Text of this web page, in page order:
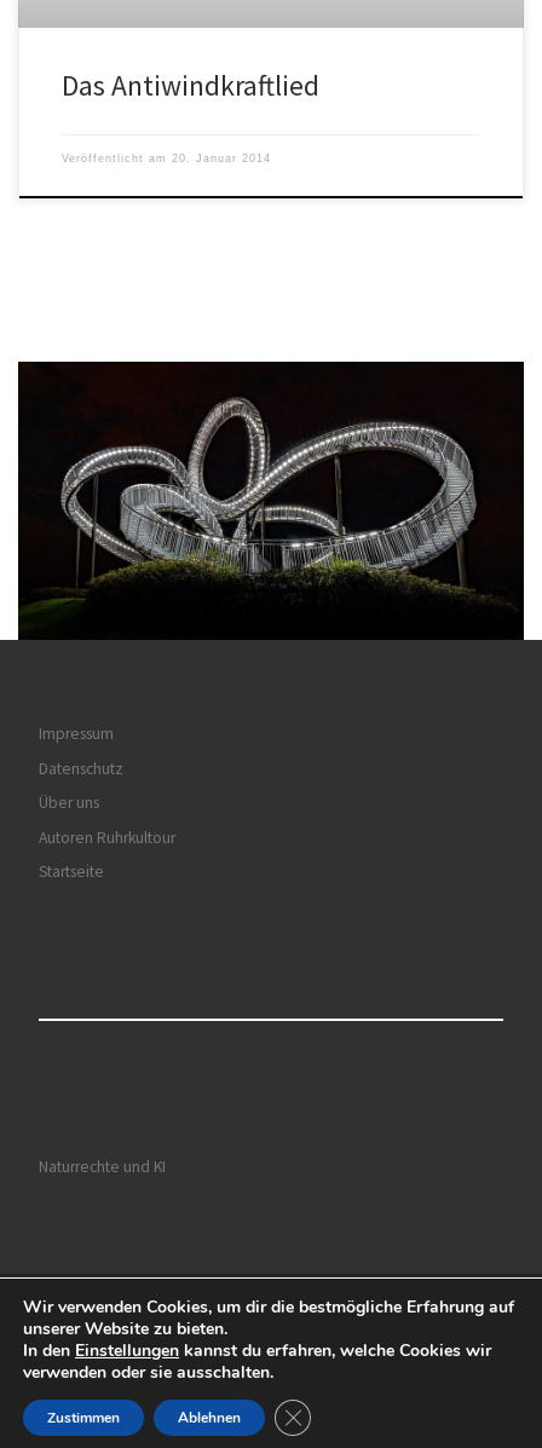
Das Antiwindkraftlied
Veröffentlicht am 20. Januar 2014
Impressum
Datenschutz
Über uns
Autoren Ruhrkultour
Startseite
Naturrechte und KI
© 2026Ruhrkultour– Alle Rechte vorbehalten
Präsentiert von WP– Entworfen mit demCustomizr-Theme
Wir verwenden Cookies, um dir die bestmögliche Erfahrung auf
unserer Website zu bieten.
In den Einstellungen kannst du erfahren, welche Cookies wir
verwenden oder sie ausschalten.
Zustimmen Ablehnen GDPR Cookie-Banner schließen